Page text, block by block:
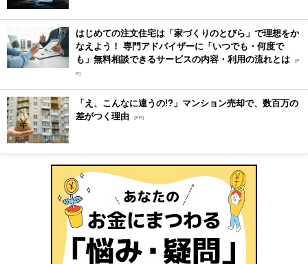
はじめての注文住宅は「家づくりのとびら」で理想をか
なえよう！ 専門アドバイザーに「いつでも・何度で
も」無料相談できるサービスの内容・利用の流れとは [P
R]
「え、こんなに違うの!?」マンション売却で、数百万の
差がつく理由 [PR]